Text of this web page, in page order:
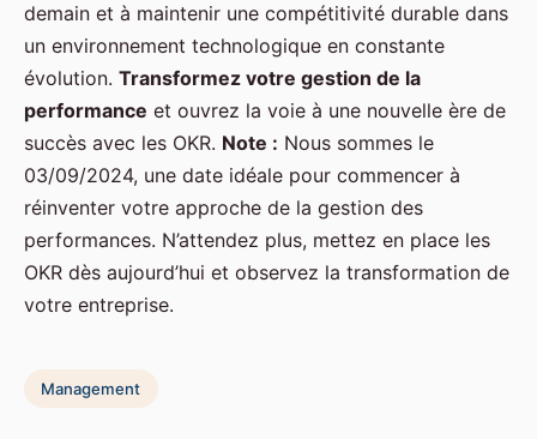
demain et à maintenir une compétitivité durable dans
un environnement technologique en constante
évolution. Transformez votre gestion de la
performance et ouvrez la voie à une nouvelle ère de
succès avec les OKR. Note : Nous sommes le
03/09/2024, une date idéale pour commencer à
réinventer votre approche de la gestion des
performances. N’attendez plus, mettez en place les
OKR dès aujourd’hui et observez la transformation de
votre entreprise.
Management